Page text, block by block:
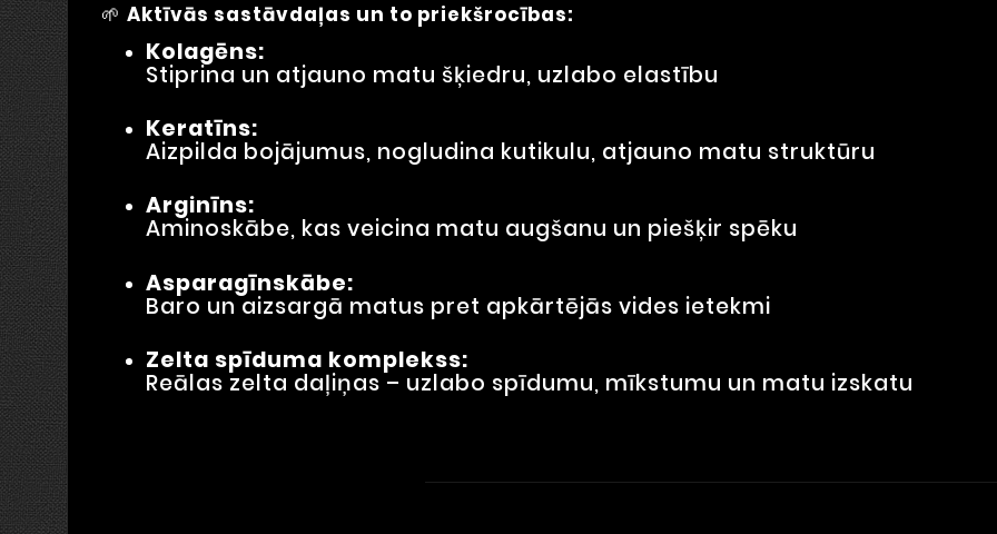
🌱 Aktīvās sastāvdaļas un to priekšrocības:
Kolagēns:
Stiprina un atjauno matu šķiedru, uzlabo elastību
Keratīns:
Aizpilda bojājumus, nogludina kutikulu, atjauno matu struktūru
Arginīns:
Aminoskābe, kas veicina matu augšanu un piešķir spēku
Asparagīnskābe:
Baro un aizsargā matus pret apkārtējās vides ietekmi
Zelta spīduma komplekss:
Reālas zelta daļiņas – uzlabo spīdumu, mīkstumu un matu izskatu